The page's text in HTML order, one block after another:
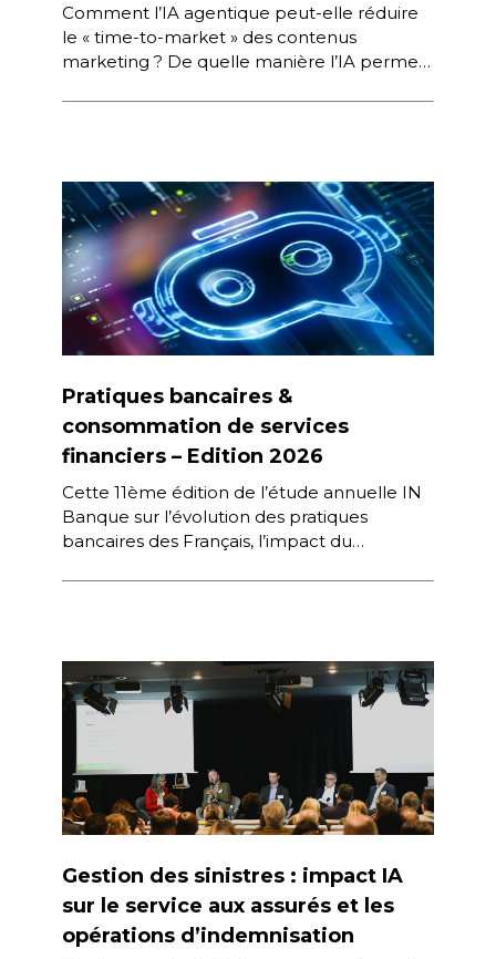
Comment l’IA agentique peut-elle réduire
le « time-to-market » des contenus
marketing ? De quelle manière l’IA permet-
Pratiques bancaires &
consommation de services
financiers – Edition 2026
Cette 11ème édition de l’étude annuelle IN
Banque sur l’évolution des pratiques
bancaires des Français, l’impact du
Gestion des sinistres : impact IA
sur le service aux assurés et les
opérations d’indemnisation